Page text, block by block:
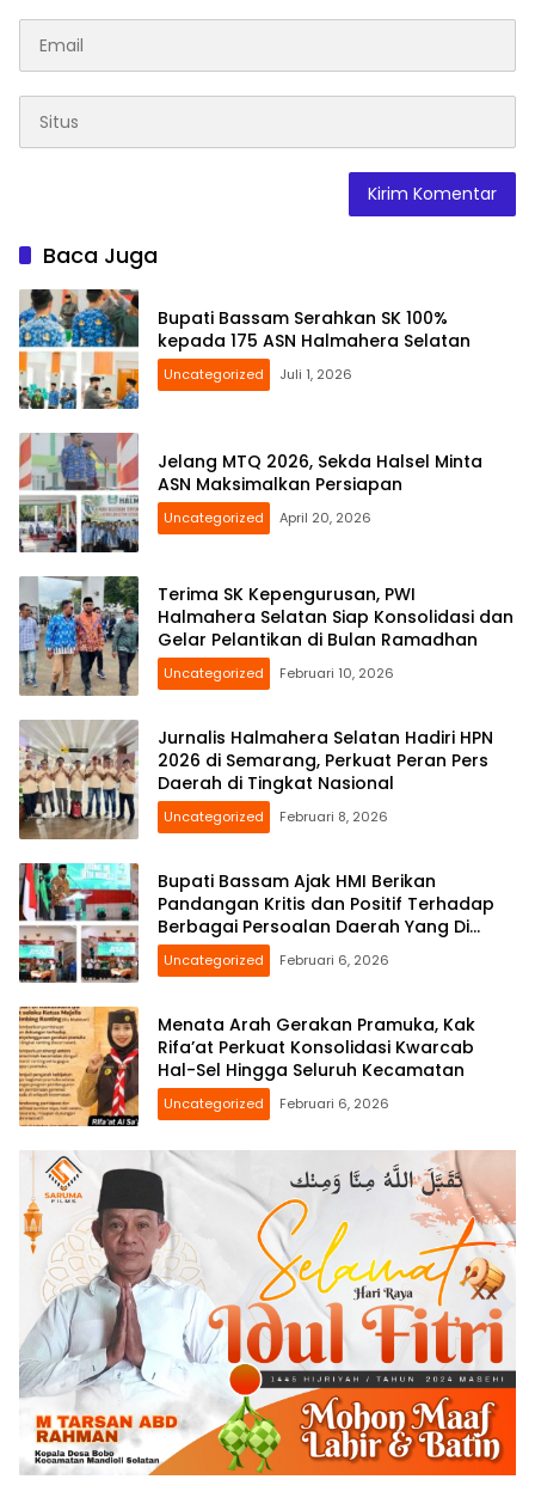
Baca Juga
Bupati Bassam Serahkan SK 100%
kepada 175 ASN Halmahera Selatan
Uncategorized Juli 1, 2026
Jelang MTQ 2026, Sekda Halsel Minta
ASN Maksimalkan Persiapan
Uncategorized April 20, 2026
Terima SK Kepengurusan, PWI
Halmahera Selatan Siap Konsolidasi dan
Gelar Pelantikan di Bulan Ramadhan
Uncategorized Februari 10, 2026
Jurnalis Halmahera Selatan Hadiri HPN
2026 di Semarang, Perkuat Peran Pers
Daerah di Tingkat Nasional
Uncategorized Februari 8, 2026
Bupati Bassam Ajak HMI Berikan
Pandangan Kritis dan Positif Terhadap
Berbagai Persoalan Daerah Yang Di
Hadapi Bersama
Uncategorized Februari 6, 2026
Menata Arah Gerakan Pramuka, Kak
Rifa’at Perkuat Konsolidasi Kwarcab
Hal-Sel Hingga Seluruh Kecamatan
Uncategorized Februari 6, 2026